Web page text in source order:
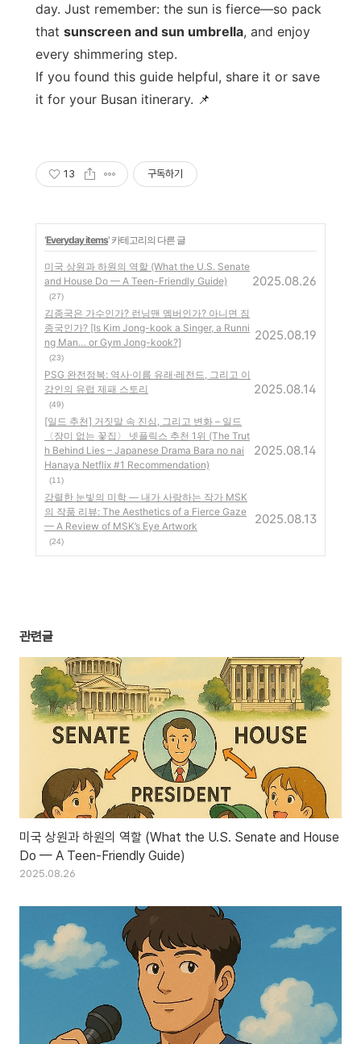
day. Just remember: the sun is fierce—so pack
that sunscreen and sun umbrella, and enjoy
every shimmering step.
If you found this guide helpful, share it or save
it for your Busan itinerary. 📌
13 구독하기
'Everyday items' 카테고리의 다른 글
미국 상원과 하원의 역할 (What the U.S. Senate
and House Do — A Teen-Friendly Guide)
(27)
2025.08.26
김종국은 가수인가? 런닝맨 멤버인가? 아니면 짐
종국인가? [Is Kim Jong-kook a Singer, a Runni
ng Man… or Gym Jong-kook?]
(23)
2025.08.19
PSG 완전정복: 역사·이름 유래·레전드, 그리고 이
강인의 유럽 제패 스토리
(49)
2025.08.14
[일드 추천] 거짓말 속 진심, 그리고 변화 – 일드
〈장미 없는 꽃집〉 넷플릭스 추천 1위 (The Trut
h Behind Lies – Japanese Drama Bara no nai
Hanaya Netflix #1 Recommendation)
(11)
2025.08.14
강렬한 눈빛의 미학 — 내가 사랑하는 작가 MSK
의 작품 리뷰: The Aesthetics of a Fierce Gaze
— A Review of MSK’s Eye Artwork
(24)
2025.08.13
관련글
미국 상원과 하원의 역할 (What the U.S. Senate and House
Do — A Teen-Friendly Guide)
2025.08.26